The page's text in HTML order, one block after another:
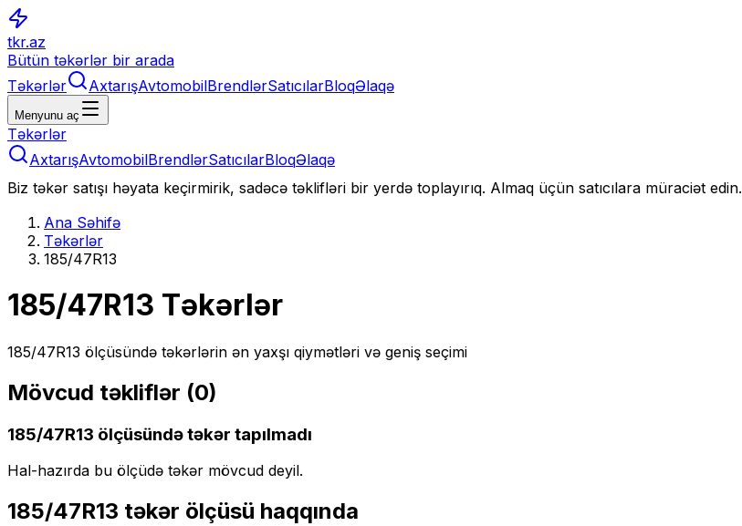
tkr.az
Bütün təkərlər bir arada
Təkərlər
AxtarışAvtomobilBrendlərSatıcılarBloqƏlaqə
Menyunu aç
Təkərlər
AxtarışAvtomobilBrendlərSatıcılarBloqƏlaqə
Biz təkər satışı həyata keçirmirik, sadəcə təklifləri bir yerdə toplayırıq. Almaq üçün satıcılara müraciət edin.
Ana Səhifə
Təkərlər
185/47R13
185/47R13 Təkərlər
185/47R13 ölçüsündə təkərlərin ən yaxşı qiymətləri və geniş seçimi
Mövcud təkliflər (0)
185/47R13 ölçüsündə təkər tapılmadı
Hal-hazırda bu ölçüdə təkər mövcud deyil.
185/47R13 təkər ölçüsü haqqında